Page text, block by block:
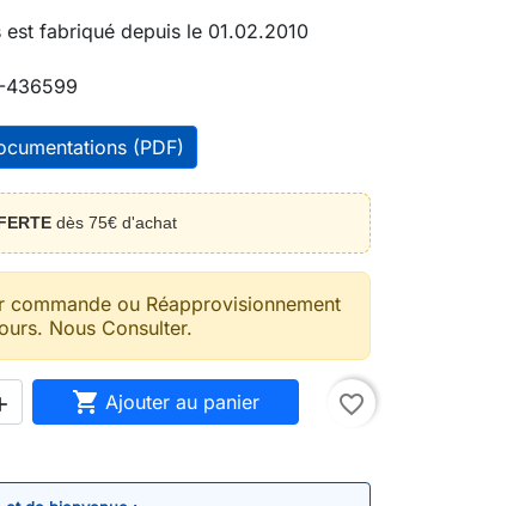
est fabriqué depuis le 01.02.2010
436599
(PDF)
dès 75€ d'achat
commande ou Réapprovisionnement
Nous Consulter.
 Ajouter au panier favorite_border